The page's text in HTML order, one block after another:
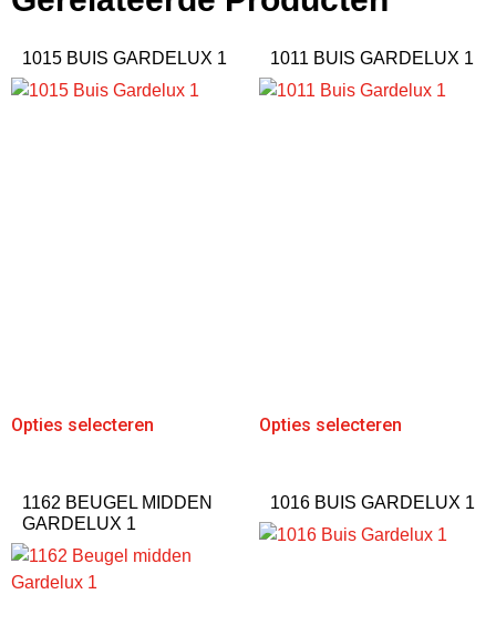
1015 BUIS GARDELUX 1
Opties selecteren
1011 BUIS GARDELUX 1
Opties selecteren
1162 BEUGEL MIDDEN
GARDELUX 1
1016 BUIS GARDELUX 1